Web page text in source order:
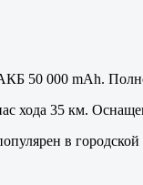
50 000 mAh.
хода 35 км.
в городской